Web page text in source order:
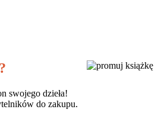
swojego dzieła!
do zakupu.